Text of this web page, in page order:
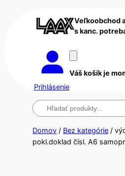
Veľkoobchod
s kanc.
Prihlásenie
Váš košík je
Hľadanie
Domov / Bez kategórie /
pokl.doklad čísl. A6